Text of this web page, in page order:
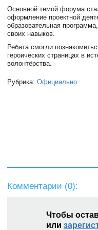
Основной темой форума
оформление проектной
образовательная
своих навыков.
Ребята смогли
героических страницах в
волонтёрства.
Рубрика: Официально
Комментарии (0):
Чтобы
или